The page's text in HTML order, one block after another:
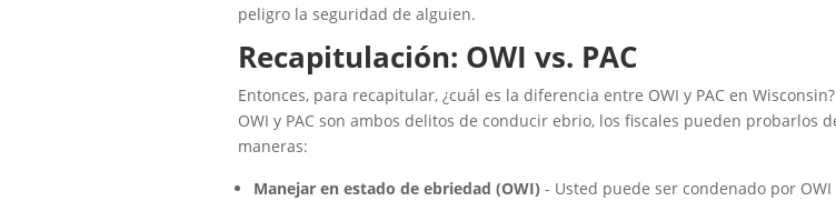
peligro la seguridad de alguien.
Recapitulación: OWI vs. PAC
Entonces, para recapitular, ¿cuál es la diferencia entre OWI y PAC en
OWI y PAC son ambos delitos de conducir ebrio, los fiscales pueden probarlos
maneras:
Manejar en estado de ebriedad (OWI) - Usted puede ser condenado por OWI